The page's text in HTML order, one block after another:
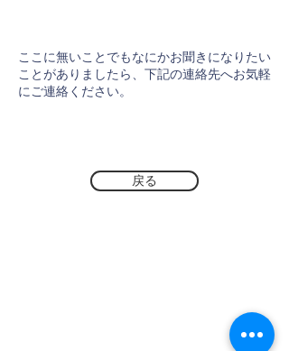
ここに無いことでもなにかお聞きになりたい
ことがありましたら、下記の連絡先へお気軽
にご連絡ください。​
戻る